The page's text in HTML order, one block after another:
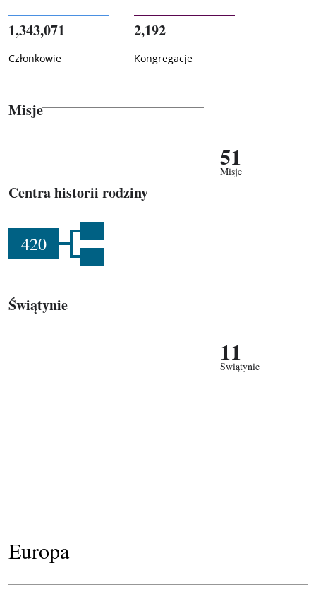
1,343,071
Członkowie
2,192
Kongregacje
Misje
51
Misje
Centra historii rodziny
420
Świątynie
11
Świątynie
Europa